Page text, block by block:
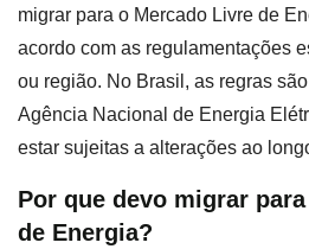
migrar para o Mercado Livre de
acordo com as regulamentações
ou região. No Brasil, as regras
Agência Nacional de Energia
estar sujeitas a alterações ao
Por que devo migrar
de Energia?